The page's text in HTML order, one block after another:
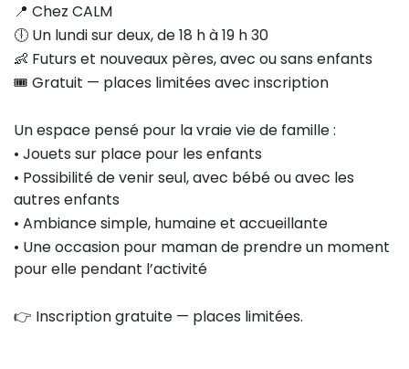
📍 Chez CALM
🕕 Un lundi sur deux, de 18 h à 19 h 30
👶 Futurs et nouveaux pères, avec ou sans enfants
🎟 Gratuit — places limitées avec inscription
Un espace pensé pour la vraie vie de famille :
• Jouets sur place pour les enfants
• Possibilité de venir seul, avec bébé ou avec les
autres enfants
• Ambiance simple, humaine et accueillante
• Une occasion pour maman de prendre un moment
pour elle pendant l’activité
👉 Inscription gratuite — places limitées.